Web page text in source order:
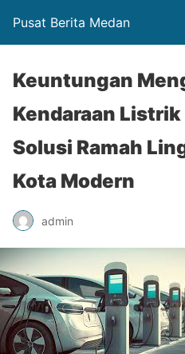
Pusat Berita Medan
Keuntungan
Kendaraan
Solusi Ramah
Kota Modern
admin